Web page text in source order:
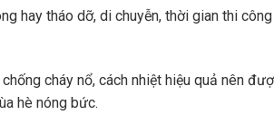
hay tháo dỡ, di chuyễn, thời gian thi
cháy nổ, cách nhiệt hiệu quả nên
hè nóng bức.